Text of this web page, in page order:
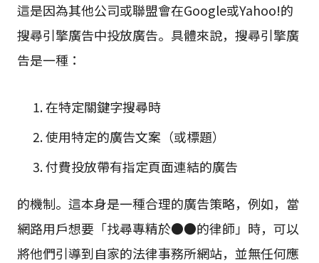
這是因為其他公司或聯盟會在Google或Yahoo!的
搜尋引擎廣告中投放廣告。具體來說，搜尋引擎廣
告是一種：
在特定關鍵字搜尋時
使用特定的廣告文案（或標題）
付費投放帶有指定頁面連結的廣告
的機制。這本身是一種合理的廣告策略，例如，當
網路用戶想要「找尋專精於●●的律師」時，可以
將他們引導到自家的法律事務所網站，並無任何應